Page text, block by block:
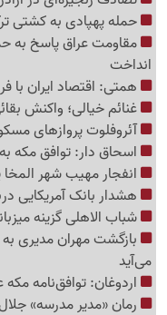
حمله پهپادی به کشتی
مقاومت عراق پاسخ به
انداخت
همتی: اقتصاد ایران با
غنائم خیالی؛ واکنش
آئروفلوت پروازهای
اسحاق دار: توافق مکه
انفجار مهیب شهر المخا
هشدار بانک آمریکایی
شباب الاهلی گزینه
بازگشت مهران مدیری
می‌آید
اردوغان: توافق‌نامه
رمان «مدیر مدرسه»